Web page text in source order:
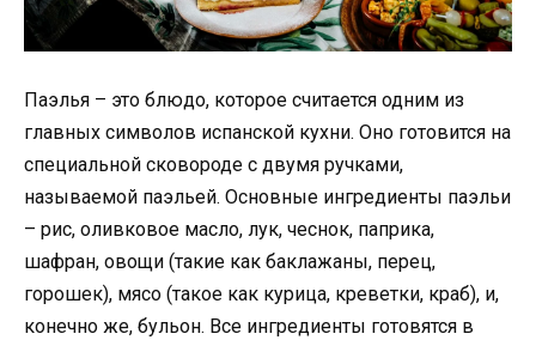
Паэлья – это блюдо, которое считается одним из
главных символов испанской кухни. Оно готовится на
специальной сковороде с двумя ручками,
называемой паэльей. Основные ингредиенты паэльи
– рис, оливковое масло, лук, чеснок, паприка,
шафран, овощи (такие как баклажаны, перец,
горошек), мясо (такое как курица, креветки, краб), и,
конечно же, бульон. Все ингредиенты готовятся в